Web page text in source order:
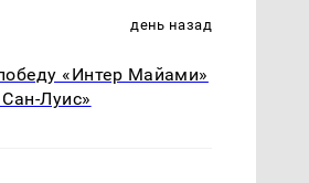
день назад
«Интер Майами»
Луис»